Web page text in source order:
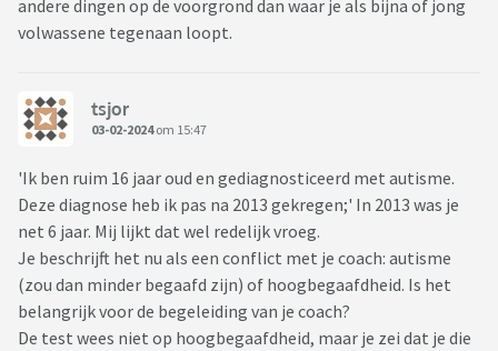
andere dingen op de voorgrond dan waar je als bijna of jong
volwassene tegenaan loopt.
tsjor
03-02-2024om 15:47
'Ik ben ruim 16 jaar oud en gediagnosticeerd met autisme.
Deze diagnose heb ik pas na 2013 gekregen;' In 2013 was je
net 6 jaar. Mij lijkt dat wel redelijk vroeg.
Je beschrijft het nu als een conflict met je coach: autisme
(zou dan minder begaafd zijn) of hoogbegaafdheid. Is het
belangrijk voor de begeleiding van je coach?
De test wees niet op hoogbegaafdheid, maar je zei dat je die